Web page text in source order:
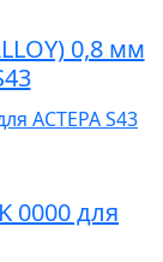
0,8 мм
0000 для